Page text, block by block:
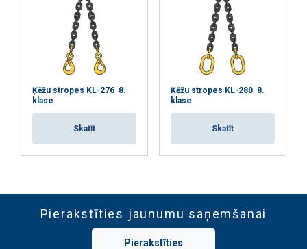
Ķēžu stropes KL-276 8.
klase
Skatīt
Ķēžu stropes KL-280 8.
klase
Skatīt
Pierakstīties jaunumu saņemšanai
Pierakstīties